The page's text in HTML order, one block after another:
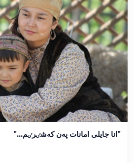
"انا جايلى امانات پەن كەشٸرٸم..."